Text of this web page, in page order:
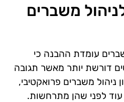
משברים
עומדת ההבנה כי
דורשת יותר מאשר תגובה
ניהול משברים פרואקטיבי,
לפני שהן מתרחשות.